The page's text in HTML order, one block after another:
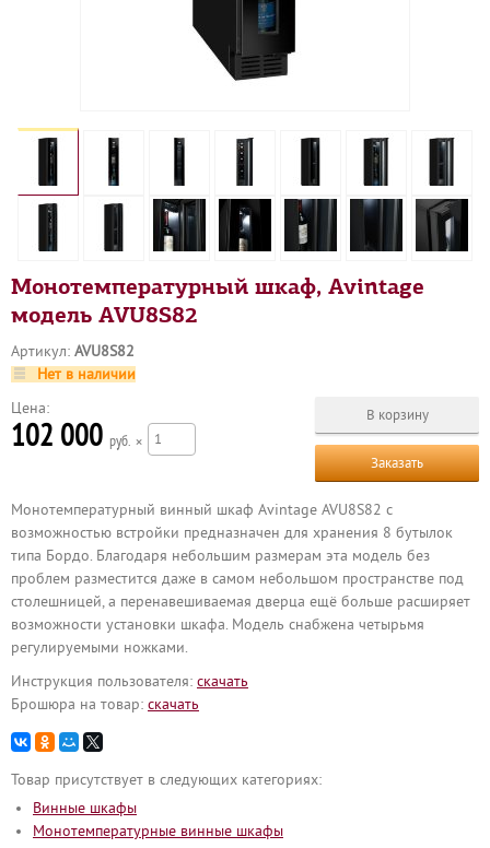
Монотемпературный шкаф, Avintage
модель AVU8S82
Артикул: AVU8S82
Нет в наличии
Цена:
102 000 р
×
Заказать
Монотемпературный винный шкаф Avintage AVU8S82 с
возможностью встройки предназначен для хранения 8 бутылок
типа Бордо. Благодаря небольшим размерам эта модель без
проблем разместится даже в самом небольшом пространстве под
столешницей, а перенавешиваемая дверца ещё больше расширяет
возможности установки шкафа. Модель снабжена четырьмя
регулируемыми ножками.
Инструкция пользователя: cкачать
Брошюра на товар: cкачать
Товар присутствует в следующих категориях:
Винные шкафы
Монотемпературные винные шкафы